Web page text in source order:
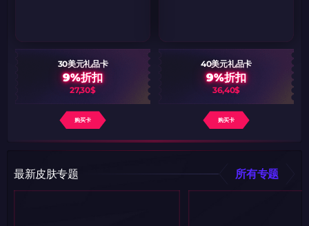
30美元礼品卡
9%折扣
27,30$
购买卡
40美元礼品卡
9%折扣
36,40$
购买卡
最新皮肤专题 所有专题